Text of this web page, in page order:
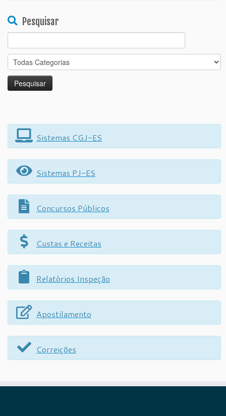
Pesquisar
Search
for:
Sistemas CGJ-ES
Sistemas PJ-ES
Concursos Públicos
Custas e Receitas
Relatórios Inspeção
Apostilamento
Correições